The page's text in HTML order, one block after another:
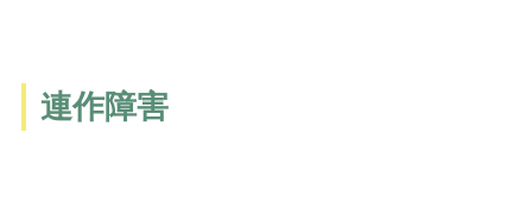
連作障害